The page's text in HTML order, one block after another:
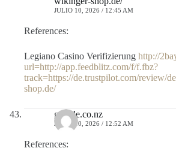
JULIO 10, 2026 / 12:45 AM
References:
Legiano Casino Verifizierung http://
url=http://app.feedblitz.com/f/f.fbz?
track=https://de.trustpilot.com/review/
shop.de/
google.co.nz
JULIO 10, 2026 / 12:52 AM
References: